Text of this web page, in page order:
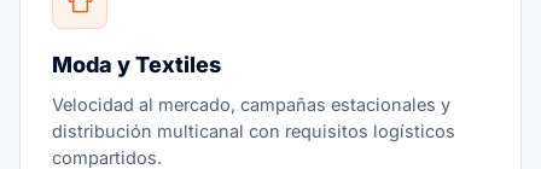
Moda y Textiles
Velocidad al mercado, campañas estacionales y
distribución multicanal con requisitos logísticos
compartidos.